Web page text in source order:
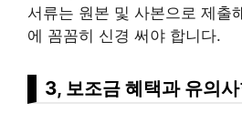
서류는 원본 및 사본으로 제출
에 꼼꼼히 신경 써야 합니다.
3, 보조금 혜택과 유의